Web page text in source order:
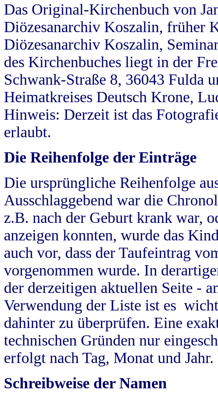
Das Original-Kirchenbuch von
Diözesanarchiv Koszalin, früher
Diözesanarchiv Koszalin,
des Kirchenbuches liegt in der
Schwank-Straße 8, 36043 Fulda
Heimatkreises Deutsch Krone,
Hinweis: Derzeit ist das
erlaubt.
Die Reihenfolge der Einträge
Die ursprüngliche Reihenfolge
Ausschlaggebend war die
z.B. nach der Geburt krank war,
anzeigen konnten, wurde das
auch vor, dass der Taufeintrag
vorgenommen wurde. In
der derzeitigen aktuellen Seite -
Verwendung der Liste ist es
dahinter zu überprüfen. Eine
technischen Gründen nur
erfolgt nach Tag, Monat und Jahr.
Schreibweise der Namen